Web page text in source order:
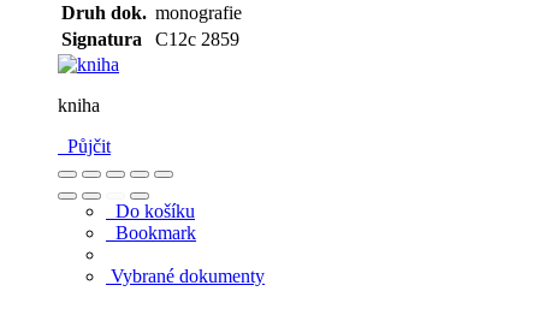
Druh dok. monografie
Signatura
C12c 2859
kniha
Půjčit
Do košíku
Bookmark
Vybrané dokumenty